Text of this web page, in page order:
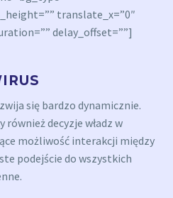
translate_x=”0″
delay_offset=””]
się bardzo dynamicznie.
również decyzje władz w
możliwość interakcji między
podejście do wszystkich